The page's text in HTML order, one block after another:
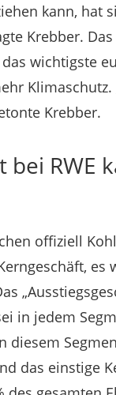
kann, hat
Krebber.
wichtigste
Klimaschutz.
Krebber.
bei RWE
offiziell
es
in jedem
diesem
das einstige